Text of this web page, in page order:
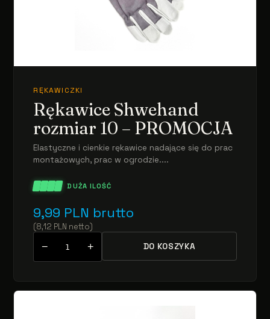
RĘKAWICZKI
Rękawice Shwehand
rozmiar 10 – PROMOCJA
Elastyczne i cienkie rękawice nadające się do prac
montażowych, prac w ogrodzie....
DUŻA ILOŚĆ
9,99 PLN brutto
(8,12 PLN netto)
− + DO KOSZYKA